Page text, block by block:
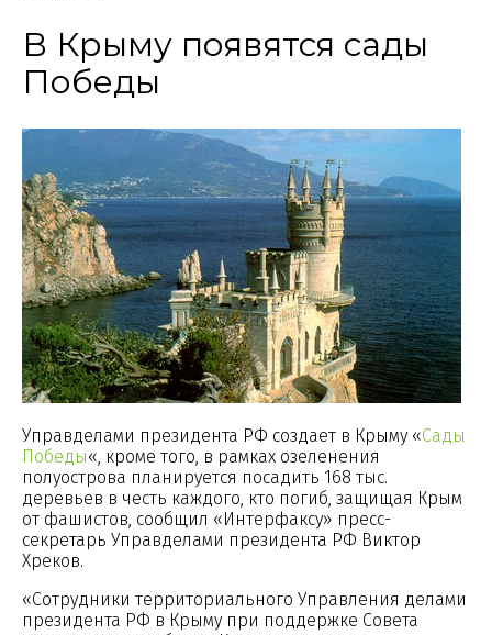
В Крыму появятся сады
Победы
Управделами президента РФ создает в Крыму «Сады
Победы«, кроме того, в рамках озеленения
полуострова планируется посадить 168 тыс.
деревьев в честь каждого, кто погиб, защищая Крым
от фашистов, сообщил «Интерфаксу» пресс-
секретарь Управделами президента РФ Виктор
Хреков.
«Сотрудники территориального Управления делами
президента РФ в Крыму при поддержке Совета